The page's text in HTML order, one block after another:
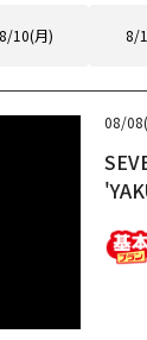
8/10(月) 8/
08/